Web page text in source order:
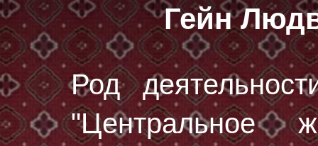
Гейн
Род
"Центральное